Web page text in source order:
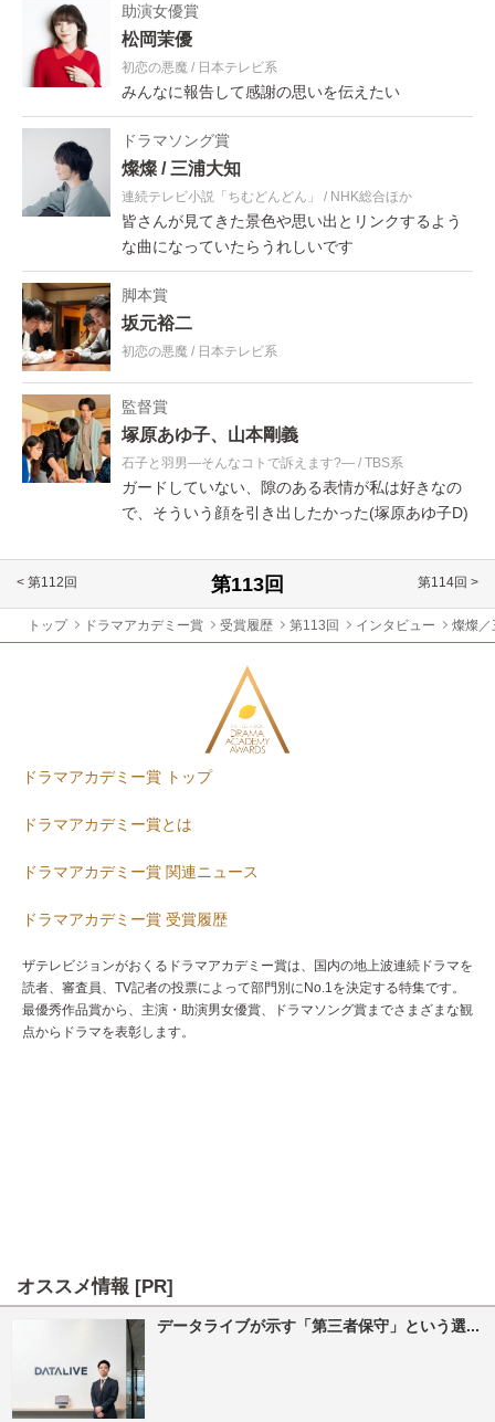
助演女優賞
松岡茉優
初恋の悪魔 日本テレビ系
みんなに報告して感謝の思いを伝えたい
ドラマソング賞
燦燦 三浦大知
連続テレビ小説「ちむどんどん」 NHK総合ほか
皆さんが見てきた景色や思い出とリンクするよう
な曲になっていたらうれしいです
脚本賞
坂元裕二
初恋の悪魔 日本テレビ系
監督賞
塚原あゆ子、山本剛義
石子と羽男―そんなコトで訴えます?― TBS系
ガードしていない、隙のある表情が私は好きなの
で、そういう顔を引き出したかった(塚原あゆ子D)
< 第112回 第114回 >
トップ ドラマアカデミー賞 受賞履歴 第113回 インタビュー 燦燦／
ドラマアカデミー賞 トップ
ドラマアカデミー賞とは
ドラマアカデミー賞 関連ニュース
ドラマアカデミー賞 受賞履歴
ザテレビジョンがおくるドラマアカデミー賞は、国内の地上波連続ドラマを
読者、審査員、TV記者の投票によって部門別にNo.1を決定する特集です。
最優秀作品賞から、主演・助演男女優賞、ドラマソング賞までさまざまな観
点からドラマを表彰します。
オススメ情報 [PR]
データライブが示す「第三者保守」という選...